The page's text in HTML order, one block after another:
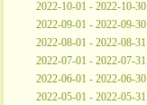
2022-10-01 - 2022-10-30
2022-09-01 - 2022-09-30
2022-08-01 - 2022-08-31
2022-07-01 - 2022-07-31
2022-06-01 - 2022-06-30
2022-05-01 - 2022-05-31